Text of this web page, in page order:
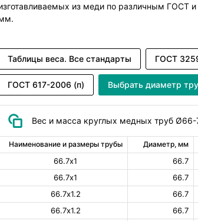
из меди по различным
Таблицы веса. Все стандарты ГОСТ
ГОСТ 617-2006 (п) Выбрать диаметр
Вес и масса круглых медных труб Ø66-
Наименование и размеры трубы Диаметр, мм
66.7х1 66.7
66.7х1
66.7
66.7х1.2
66.7
66.7х1.2
66.7